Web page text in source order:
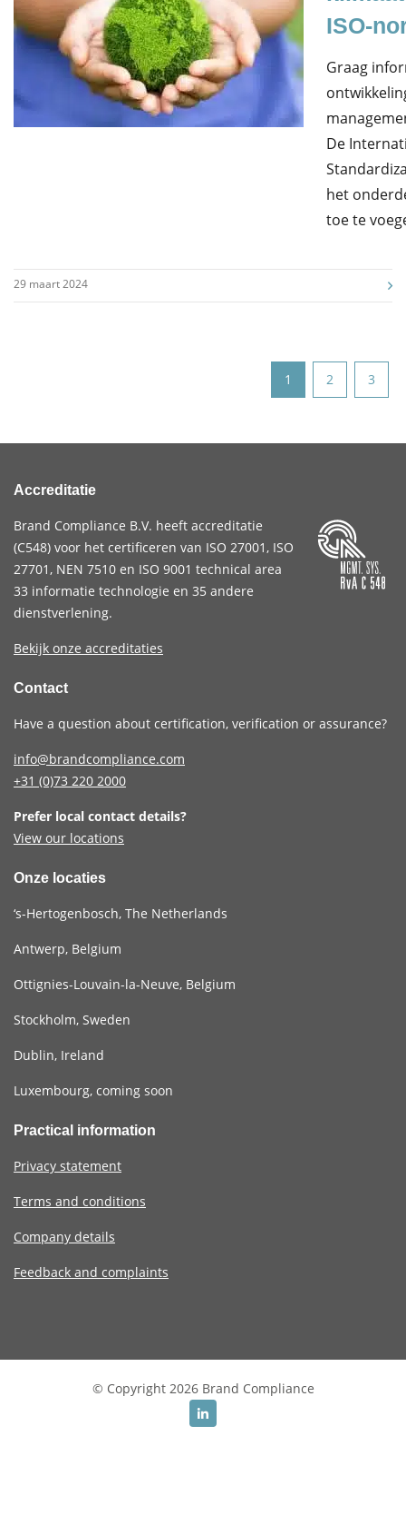
ISO-
Graag
De
het
toe te
29 maart 2024
1 2 3
Accreditatie
Brand Compliance B.V. heeft accreditatie
(C548) voor het certificeren van ISO 27001, ISO
27701, NEN 7510 en ISO 9001 technical area
33 informatie technologie en 35 andere
dienstverlening.
Bekijk onze accreditaties
Contact
Have a question about certification, verification or assurance?
info@brandcompliance.com
+31 (0)73 220 2000
Prefer local contact details?
View our locations
Onze locaties
‘s-Hertogenbosch, The Netherlands
Antwerp, Belgium
Ottignies-Louvain-la-Neuve, Belgium
Stockholm, Sweden
Dublin, Ireland
Luxembourg, coming soon
Practical information
Privacy statement
Terms and conditions
Company details
Feedback and complaints
© Copyright 2026 Brand Compliance